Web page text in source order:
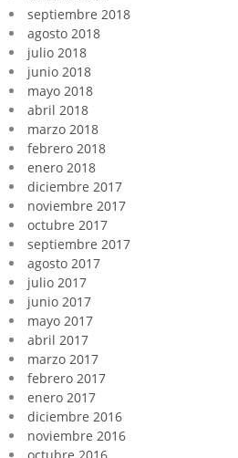
septiembre 2018
agosto 2018
julio 2018
junio 2018
mayo 2018
abril 2018
marzo 2018
febrero 2018
enero 2018
diciembre 2017
noviembre 2017
octubre 2017
septiembre 2017
agosto 2017
julio 2017
junio 2017
mayo 2017
abril 2017
marzo 2017
febrero 2017
enero 2017
diciembre 2016
noviembre 2016